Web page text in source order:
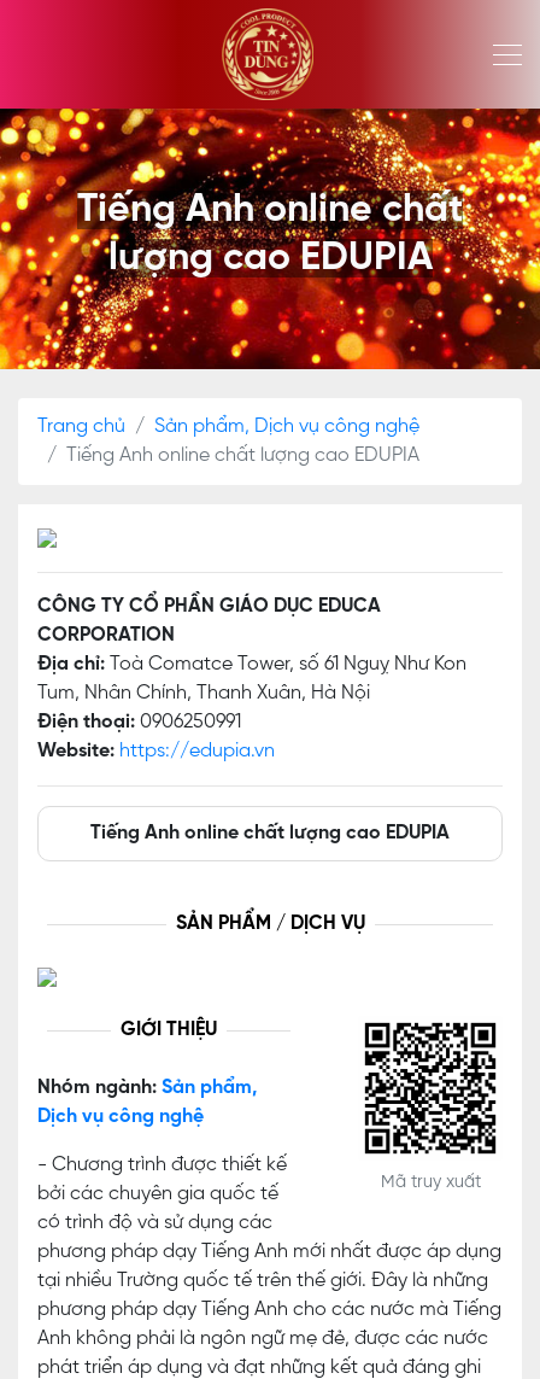
Tiếng Anh online chất
lượng cao EDUPIA
Trang chủ
Sản phẩm, Dịch vụ công nghệ
Tiếng Anh online chất lượng cao EDUPIA
CÔNG TY CỔ PHẦN GIÁO DỤC EDUCA
CORPORATION
Địa chỉ: Toà Comatce Tower, số 61 Nguỵ Như Kon
Tum, Nhân Chính, Thanh Xuân, Hà Nội
Điện thoại: 0906250991
Website: https://edupia.vn
Tiếng Anh online chất lượng cao EDUPIA
SẢN PHẨM / DỊCH VỤ
Mã truy xuất
GIỚI THIỆU
Nhóm ngành: Sản phẩm,
Dịch vụ công nghệ
- Chương trình được thiết kế
bởi các chuyên gia quốc tế
có trình độ và sử dụng các
phương pháp dạy Tiếng Anh mới nhất được áp dụng
tại nhiều Trường quốc tế trên thế giới. Đây là những
phương pháp dạy Tiếng Anh cho các nước mà Tiếng
Anh không phải là ngôn ngữ mẹ đẻ, được các nước
phát triển áp dụng và đạt những kết quả đáng ghi